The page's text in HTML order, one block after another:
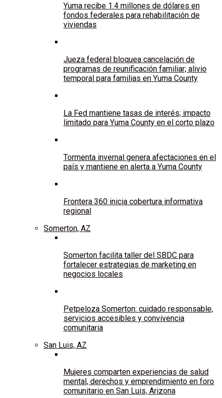
Yuma recibe 1.4 millones de dólares en
fondos federales para rehabilitación de
viviendas
Jueza federal bloquea cancelación de
programas de reunificación familiar; alivio
temporal para familias en Yuma County
La Fed mantiene tasas de interés; impacto
limitado para Yuma County en el corto plazo
Tormenta invernal genera afectaciones en el
país y mantiene en alerta a Yuma County
Frontera 360 inicia cobertura informativa
regional
Somerton, AZ
Somerton facilita taller del SBDC para
fortalecer estrategias de marketing en
negocios locales
Petpeloza Somerton: cuidado responsable,
servicios accesibles y convivencia
comunitaria
San Luis, AZ
Mujeres comparten experiencias de salud
mental, derechos y emprendimiento en foro
comunitario en San Luis, Arizona